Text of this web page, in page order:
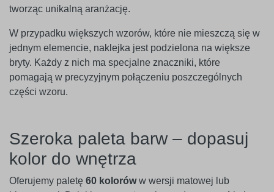
tworząc unikalną aranżację.
W przypadku większych wzorów, które nie mieszczą się w
jednym elemencie, naklejka jest podzielona na większe
bryty. Każdy z nich ma specjalne znaczniki, które
pomagają w precyzyjnym połączeniu poszczególnych
części wzoru.
Szeroka paleta barw – dopasuj
kolor do wnętrza
Oferujemy paletę 60 koloróww wersji matowej lub